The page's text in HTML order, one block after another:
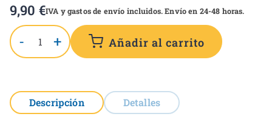
Descripción Detalles
9,90 €IVA y gastos de envío incluidos. Envío en 24-48 horas.
- + Añadir al carrito